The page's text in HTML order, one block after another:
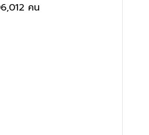
คน